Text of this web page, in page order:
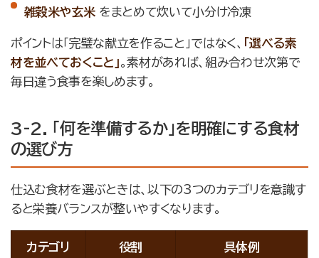
雑穀米や玄米をまとめて炊いて小分け冷凍
ポイントは「完璧な献立を作ること」ではなく、
「選べる素
材を並べておくこと」。素材があれば、組み合わせ次第で
毎日違う食事を楽しめます。
3-2. 「何を準備するか」を明確にする食材
の選び方
仕込む食材を選ぶときは、以下の3つのカテゴリを意識す
ると栄養バランスが整いやすくなります。
カテゴリ 役割 具体例